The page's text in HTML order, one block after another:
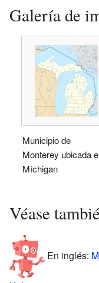
Galería de
Municipio de
Monterey ubicada
Míchigan
Véase
En inglés: